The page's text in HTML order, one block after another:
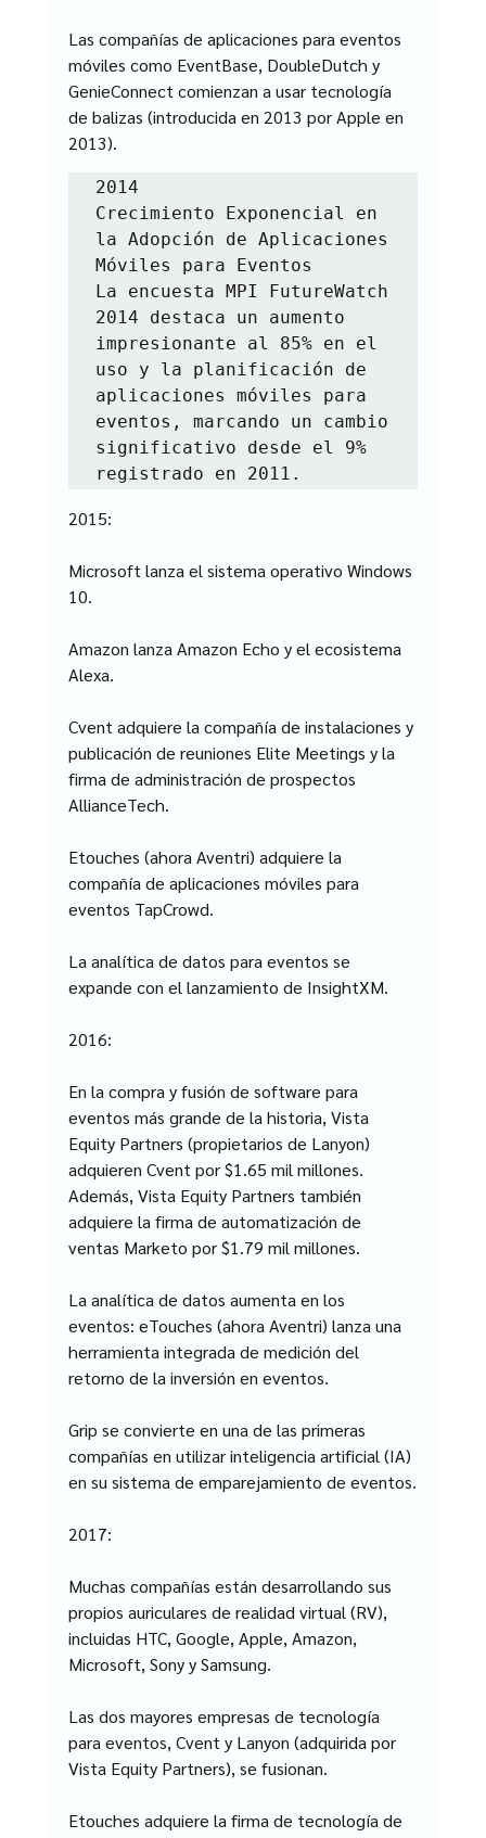
Las compañías de aplicaciones para eventos
móviles como EventBase, DoubleDutch y
GenieConnect comienzan a usar tecnología
de balizas (introducida en 2013 por Apple en
2013).
2014
Crecimiento Exponencial en
la Adopción de Aplicaciones
Móviles para Eventos
La encuesta MPI FutureWatch
2014 destaca un aumento
impresionante al 85% en el
uso y la planificación de
aplicaciones móviles para
eventos, marcando un cambio
significativo desde el 9%
2015:
Microsoft lanza el sistema operativo Windows
10.
Amazon lanza Amazon Echo y el ecosistema
Alexa.
Cvent adquiere la compañía de instalaciones y
publicación de reuniones Elite Meetings y la
firma de administración de prospectos
AllianceTech.
Etouches (ahora Aventri) adquiere la
compañía de aplicaciones móviles para
eventos TapCrowd.
La analítica de datos para eventos se
expande con el lanzamiento de InsightXM.
2016:
En la compra y fusión de software para
eventos más grande de la historia, Vista
Equity Partners (propietarios de Lanyon)
adquieren Cvent por $1.65 mil millones.
Además, Vista Equity Partners también
adquiere la firma de automatización de
ventas Marketo por $1.79 mil millones.
La analítica de datos aumenta en los
eventos: eTouches (ahora Aventri) lanza una
herramienta integrada de medición del
retorno de la inversión en eventos.
Grip se convierte en una de las primeras
compañías en utilizar inteligencia artificial (IA)
en su sistema de emparejamiento de eventos.
2017:
Muchas compañías están desarrollando sus
propios auriculares de realidad virtual (RV),
incluidas HTC, Google, Apple, Amazon,
Microsoft, Sony y Samsung.
Las dos mayores empresas de tecnología
para eventos, Cvent y Lanyon (adquirida por
Vista Equity Partners), se fusionan.
Etouches adquiere la firma de tecnología de